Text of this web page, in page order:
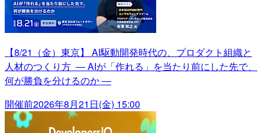
【8/21（金）東京】 AI駆動開発時代の、プロダクト組織と
人材のつくり方 ― AIが「作れる」を当たり前にした先で、
何が勝負を分けるのか ―
開催前2026年8月21日(金) 15:00